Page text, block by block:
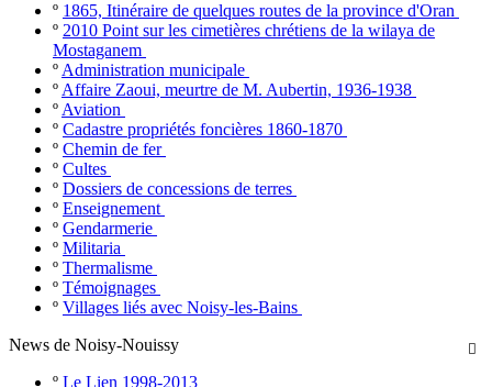
º 1865, Itinéraire de quelques routes de la province d'Oran
º 2010 Point sur les cimetières chrétiens de la wilaya de
Mostaganem
º Administration municipale
º Affaire Zaoui, meurtre de M. Aubertin, 1936-1938
º Aviation
º Cadastre propriétés foncières 1860-1870
º Chemin de fer
º Cultes
º Dossiers de concessions de terres
º Enseignement
º Gendarmerie
º Militaria
º Thermalisme
º Témoignages
º Villages liés avec Noisy-les-Bains

News de Noisy-Nouissy
º Le Lien 1998-2013